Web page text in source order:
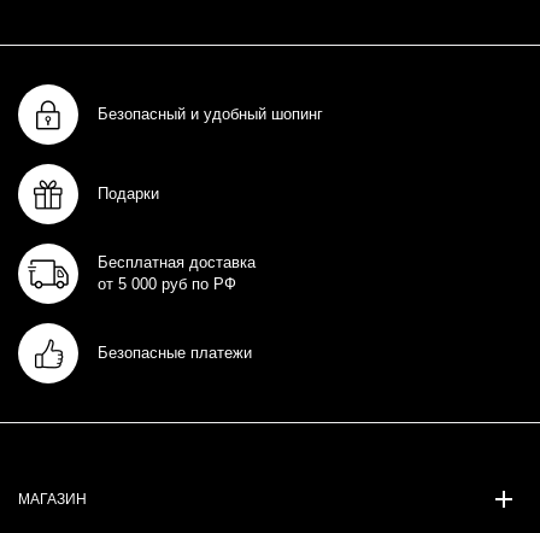
Безопасный и удобный шопинг
Подарки
Бесплатная доставка
от 5 000 руб по РФ
Безопасные платежи
МАГАЗИН